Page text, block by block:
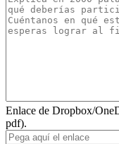
Enlace de Dropbox/
pdf).